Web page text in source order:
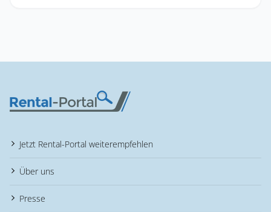
Jetzt Rental-Portal weiterempfehlen
Über uns
Presse